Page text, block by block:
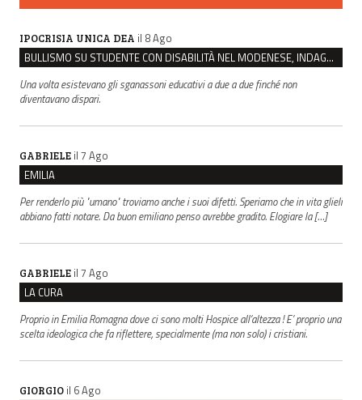
IPOCRISIA UNICA DEA il 8 Ago
BULLISMO SU STUDENTE CON DISABILITÀ NEL MODENESE, INDAGATI DUE RAGAZZI DI 16 ANNI
Una volta esistevano gli sganassoni educativi a due a due finché non
diventavano dispari.
GABRIELE il 7 Ago
EMILIA
Per renderlo più "umano" troviamo anche i suoi difetti. Speriamo che in vita glieli
abbiano fatti notare. Da buon emiliano penso avrebbe gradito. Elogiare la […]
GABRIELE il 7 Ago
LA CURA
Proprio in Emilia Romagna dove ci sono molti Hospice all’altezza ! E’ proprio una
scelta ideologica che fa riflettere, specialmente (ma non solo) i cristiani.
GIORGIO il 6 Ago